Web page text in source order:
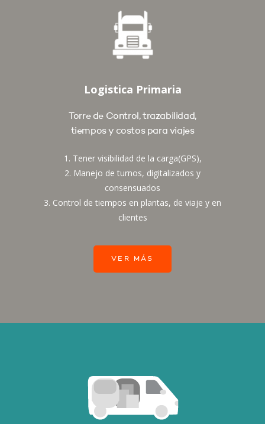
Logistica Primaria
Torre de Control, trazabilidad,
tiempos y costos para viajes
1. Tener visibilidad de la carga(GPS),
2. Manejo de turnos, digitalizados y
consensuados
3. Control de tiempos en plantas, de viaje y en
clientes
VER MÁS